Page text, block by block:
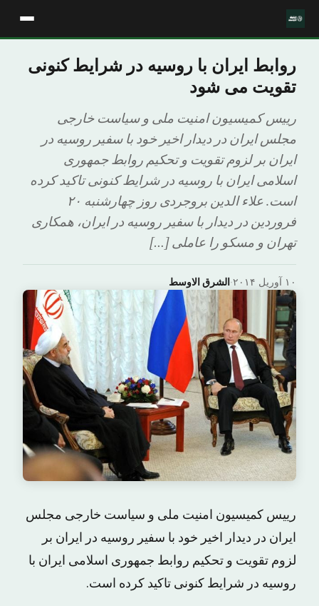
روابط ایران با روسیه در شرایط کنونی
تقویت می شود
رییس کمیسیون امنیت ملی و سیاست خارجی
مجلس ایران در دیدار اخیر خود با سفیر روسیه در
ایران بر لزوم تقویت و تحکیم روابط جمهوری
اسلامی ایران با روسیه در شرایط کنونی تاکید کرده
است. علاء الدین بروجردی روز چهارشنبه ۲۰
فروردین در دیدار با سفیر روسیه در ایران، همکاری
تهران و مسکو را عاملی […]
الشرق الاوسط· ۱۰ آوریل ۲۰۱۴
رییس کمیسیون امنیت ملی و سیاست خارجی مجلس
ایران در دیدار اخیر خود با سفیر روسیه در ایران بر
لزوم تقویت و تحکیم روابط جمهوری اسلامی ایران با
روسیه در شرایط کنونی تاکید کرده است.